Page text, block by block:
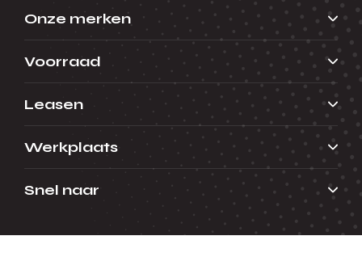
Onze merken
Voorraad
Leasen
Werkplaats
Snel naar